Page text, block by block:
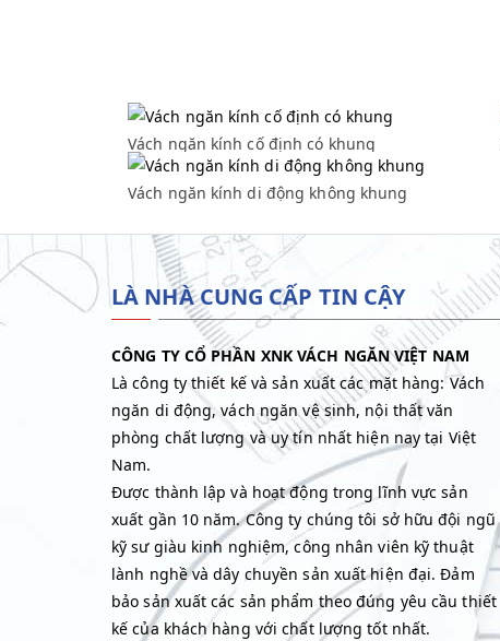
Vách ngăn kính cố định có khung
Vách ngăn kính cố định có khung
Vách ngăn kính di động không khung
Vách ngăn kính di động không khung
LÀ NHÀ CUNG CẤP TIN CẬY
CÔNG TY CỔ PHẦN XNK VÁCH NGĂN VIỆT NAM
Là công ty thiết kế và sản xuất các mặt hàng: Vách
ngăn di động, vách ngăn vệ sinh, nội thất văn
phòng chất lượng và uy tín nhất hiện nay tại Việt
Nam.
Được thành lập và hoạt động trong lĩnh vực sản
xuất gần 10 năm. Công ty chúng tôi sở hữu đội ngũ
kỹ sư giàu kinh nghiệm, công nhân viên kỹ thuật
lành nghề và dây chuyền sản xuất hiện đại. Đảm
bảo sản xuất các sản phẩm theo đúng yêu cầu thiết
kế của khách hàng với chất lượng tốt nhất.